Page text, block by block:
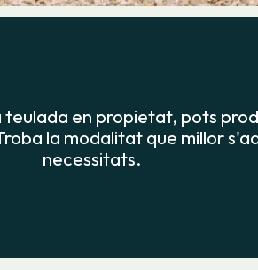
teulada en propietat, pots
la modalitat que millor
necessitats.